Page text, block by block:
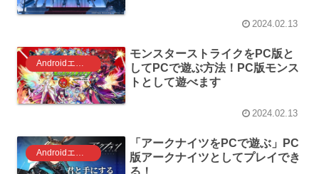
2024.02.13
Androidエミュレータ ゲーム
モンスターストライクをPC版と
してPCで遊ぶ方法！PC版モンス
トとして遊べます
2024.02.13
「アークナイツをPCで遊ぶ」PC
版アークナイツとしてプレイでき
る！